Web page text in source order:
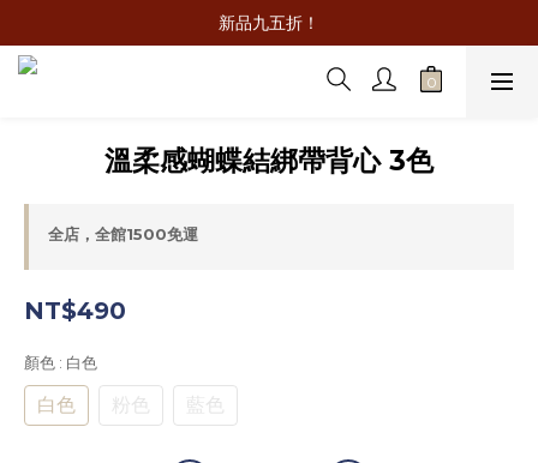
新品九五折！
溫柔感蝴蝶結綁帶背心 3色
全店，全館1500免運
NT$490
顏色 : 白色
白色 粉色 藍色